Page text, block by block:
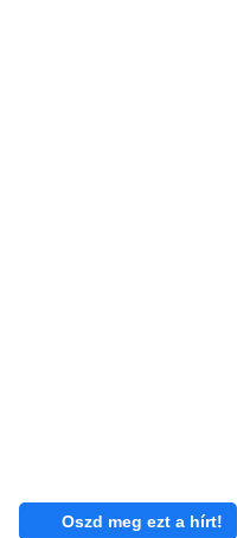
Oszd meg ezt a hírt!